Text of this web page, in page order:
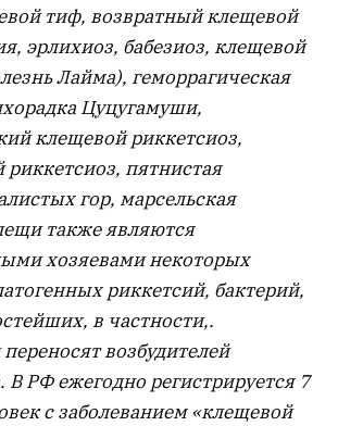
тиф, возвратный клещевой
эрлихиоз, бабезиоз, клещевой
Лайма), геморрагическая
Цуцугамуши,
клещевой риккетсиоз,
риккетсиоз, пятнистая
гор, марсельская
также являются
хозяевами некоторых
риккетсий, бактерий,
в частности,.
возбудителей
В РФ ежегодно регистрируется 7
с заболеванием «клещевой